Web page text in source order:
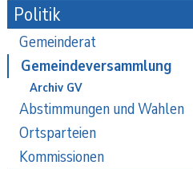
Politik
Gemeinderat
Gemeindeversammlung
Archiv GV
Abstimmungen und Wahlen
Ortsparteien
Kommissionen